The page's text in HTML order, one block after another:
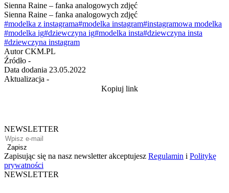
Sienna Raine – fanka analogowych zdjęć
Sienna Raine – fanka analogowych zdjęć
#modelka z instagrama#modelka instagram#instagramowa modelka
#modelka ig#dziewczyna ig#modelka insta#dziewczyna insta
#dziewczyna instagram
Autor CKM.PL
Źródło -
Data dodania 23.05.2022
Aktualizacja -
Kopiuj link
NEWSLETTER
Zapisz
Zapisując się na nasz newsletter akceptujesz Regulamin i Politykę
prywatności
NEWSLETTER